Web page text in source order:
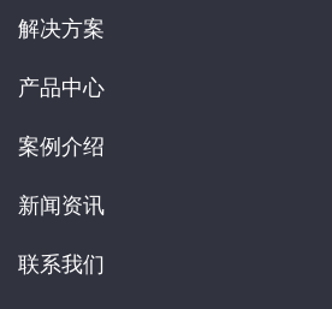
解决方案
产品中心
案例介绍
新闻资讯
联系我们